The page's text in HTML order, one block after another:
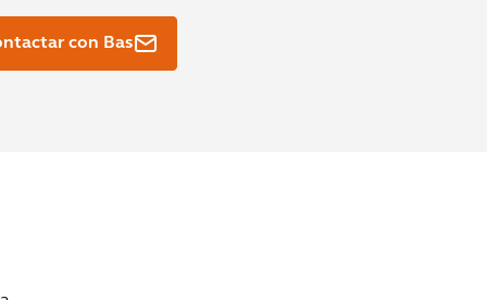
con Bas